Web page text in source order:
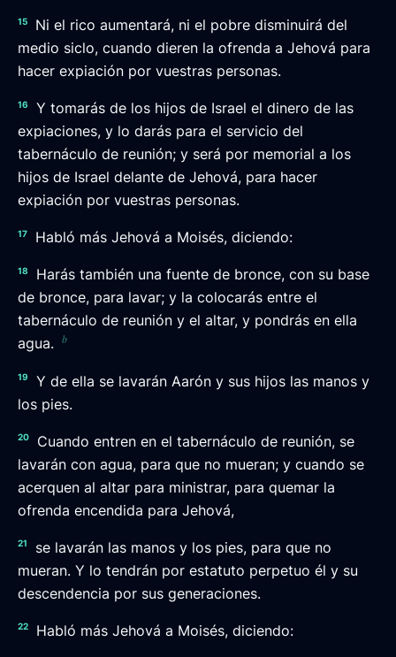
15
Ni el rico aumentará, ni el pobre disminuirá del
medio siclo, cuando dieren la ofrenda a Jehová para
hacer expiación por vuestras personas.
16
Y tomarás de los hijos de Israel el dinero de las
expiaciones, y lo darás para el servicio del
tabernáculo de reunión; y será por memorial a los
hijos de Israel delante de Jehová, para hacer
expiación por vuestras personas.
17 Habló más Jehová a Moisés, diciendo:
18
Harás también una fuente de bronce, con su base
de bronce, para lavar; y la colocarás entre el
tabernáculo de reunión y el altar, y pondrás en ella
agua. b
19
Y de ella se lavarán Aarón y sus hijos las manos y
los pies.
20
Cuando entren en el tabernáculo de reunión, se
lavarán con agua, para que no mueran; y cuando se
acerquen al altar para ministrar, para quemar la
ofrenda encendida para Jehová,
21
se lavarán las manos y los pies, para que no
mueran. Y lo tendrán por estatuto perpetuo él y su
descendencia por sus generaciones.
22 Habló más Jehová a Moisés, diciendo: